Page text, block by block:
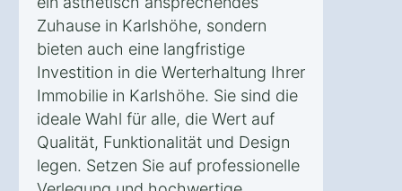
Zuhause in Karlshöhe, sondern
bieten auch eine langfristige
Investition in die Werterhaltung Ihrer
Immobilie in Karlshöhe. Sie sind die
ideale Wahl für alle, die Wert auf
Qualität, Funktionalität und Design
legen. Setzen Sie auf professionelle